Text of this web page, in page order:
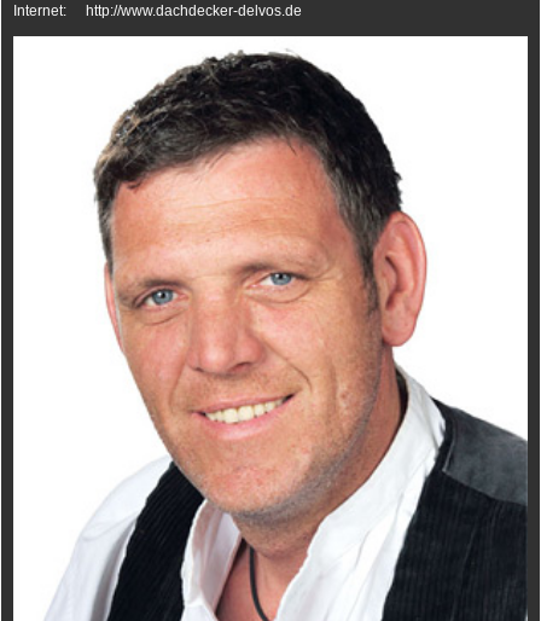
Internet:
http://www.dachdecker-delvos.de